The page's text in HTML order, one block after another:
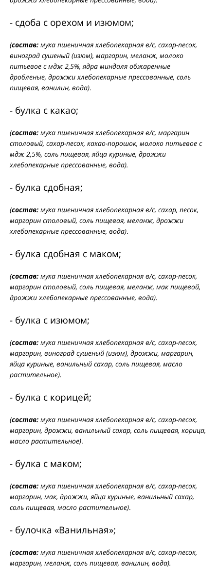
- сдоба с орехом и изюмом;
(состав: мука пшеничная хлебопекарная в/с, сахар-песок,
виноград сушеный (изюм), маргарин, меланж, молоко
питьевое с мдж 2,5%, ядра миндаля обжаренные
дробленые, дрожжи хлебопекарные прессованные, соль
пищевая, ванилин, вода).
- булка с какао;
(состав: мука пшеничная хлебопекарная в/с, маргарин
столовый, сахар-песок, какао-порошок, молоко питьевое с
мдж 2,5%, соль пищевая, яйца куриные, дрожжи
хлебопекарные прессованные, вода).
- булка сдобная;
(состав: мука пшеничная хлебопекарная в/с, сахар, песок,
маргарин столовый, соль пищевая, меланж, дрожжи
хлебопекарные прессованные, вода).
- булка сдобная с маком;
(состав: мука пшеничная хлебопекарная в/с, сахар-песок,
маргарин столовый, соль пищевая, меланж, мак пищевой,
дрожжи хлебопекарные прессованные, вода).
- булка с изюмом;
(состав: мука пшеничная хлебопекарная в/с, сахар-песок,
маргарин, виноград сушеный (изюм), дрожжи, маргарин,
яйца куриные, ванильный сахар, соль пищевая, масло
растительное).
- булка с корицей;
(состав: мука пшеничная хлебопекарная в/с, сахар-песок,
маргарин, дрожжи, ванильный сахар, соль пищевая, корица,
масло растительное).
- булка с маком;
(состав: мука пшеничная хлебопекарная в/с, сахар-песок,
маргарин, мак, дрожжи, яйца куриные, ванильный сахар,
соль пищевая, масло растительное).
- булочка «Ванильная»;
(состав: мука пшеничная хлебопекарная в/с, сахар-песок,
маргарин, меланж, соль пищевая, ванилин, вода).